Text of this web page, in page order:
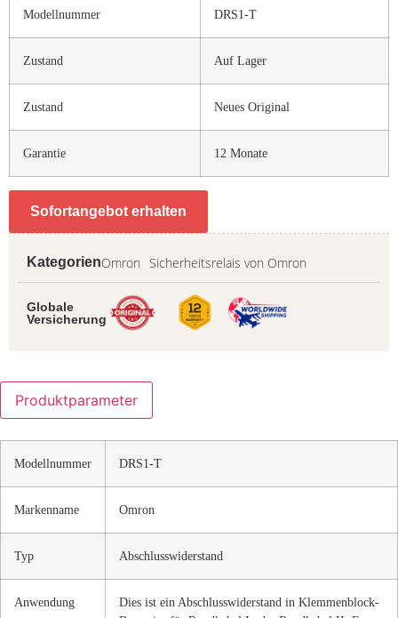
Modellnummer DRS1-T
Zustand Auf Lager
Zustand Neues Original
Garantie 12 Monate
Sofortangebot erhalten
KategorienOmron Sicherheitsrelais von Omron
Globale
Versicherung
Produktparameter
Modellnummer DRS1-T
Markenname Omron
Typ Abschlusswiderstand
Anwendung
Dies ist ein Abschlusswiderstand in Klemmenblock-